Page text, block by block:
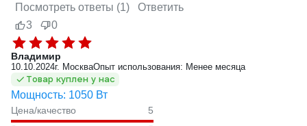
Посмотреть ответы (1)
Ответить
3
0
Владимир
10.10.2024г. МоскваОпыт использования: Менее месяца
Товар куплен у нас
Мощность: 1050 Вт
Цена/качество
5